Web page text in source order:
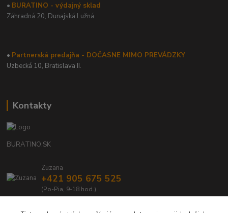
• BURATINO - výdajný sklad
Záhradná 20, Dunajská Lužná
• Partnerská predajňa - DOČASNE MIMO PREVÁDZKY
Uzbecká 10, Bratislava II.
Kontakty
BURATINO.SK
Zuzana
+421 905 675 525
(Po-Pia, 9-18 hod.)